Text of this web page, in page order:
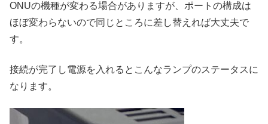
ONUの機種が変わる場合がありますが、ポートの構成は
ほぼ変わらないので同じところに差し替えれば大丈夫で
す。
接続が完了し電源を入れるとこんなランプのステータスに
なります。